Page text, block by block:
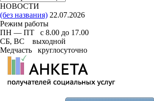
НОВОСТИ
(без названия) 22.07.2026
Режим работы
ПН — ПТ с 8.00 до 17.00
СБ, ВС выходной
Медчасть круглосуточно